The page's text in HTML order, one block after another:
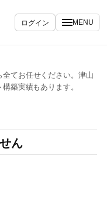
ログイン MENU
てお任せください。津山
築実績もあります。
ん